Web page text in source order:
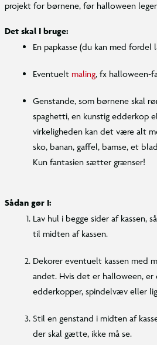
projekt for børnene, før halloween
Det skal I bruge:
En papkasse (du kan med fordel
Eventuelt maling, fx halloween-
Genstande, som børnene skal
spaghetti, en kunstig edderkop
virkeligheden kan det være alt
sko, banan, gaffel, bamse, et
Kun fantasien sætter grænser!
Sådan gør I:
Lav hul i begge sider af kassen,
til midten af kassen.
Dekorer eventuelt kassen med
andet. Hvis det er halloween,
edderkopper, spindelvæv eller
Stil en genstand i midten af
der skal gætte, ikke må se.